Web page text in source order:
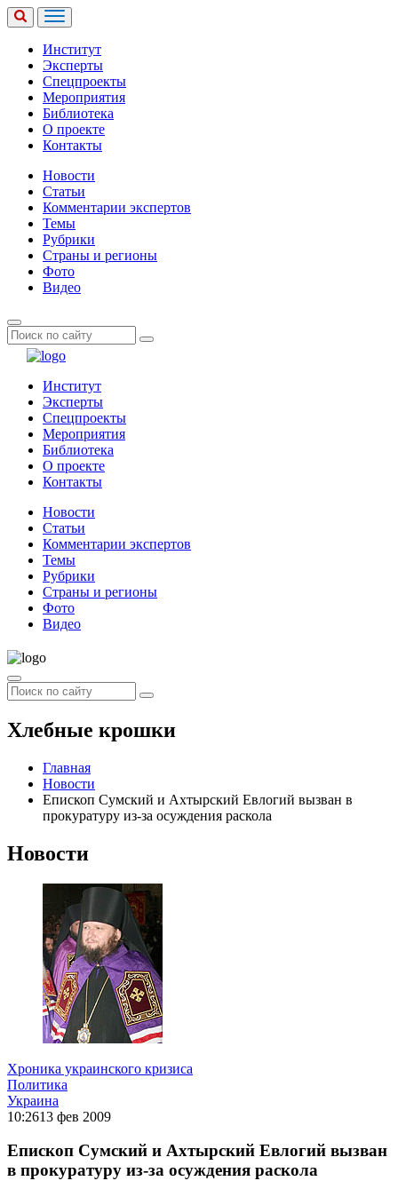
Институт
Эксперты
Спецпроекты
Мероприятия
Библиотека
О проекте
Контакты
Новости
Статьи
Комментарии экспертов
Темы
Рубрики
Страны и регионы
Фото
Видео
Институт
Эксперты
Спецпроекты
Мероприятия
Библиотека
О проекте
Контакты
Новости
Статьи
Комментарии экспертов
Темы
Рубрики
Страны и регионы
Фото
Видео
Хлебные крошки
Главная
Новости
Епископ Сумский и Ахтырский Евлогий вызван в
прокуратуру из-за осуждения раскола
Новости
Хроника украинского кризиса
Политика
Украина
10:2613 фев 2009
Епископ Сумский и Ахтырский Евлогий вызван
в прокуратуру из-за осуждения раскола